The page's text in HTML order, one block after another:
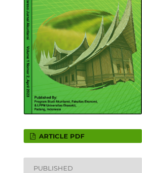
ARTICLE PDF
PUBLISHED